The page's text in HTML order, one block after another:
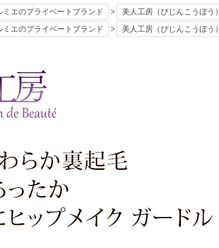
ミエのプライベートブランド >
美人工房（びじんこうぼう）
ミエのプライベートブランド > 美人工房（びじんこうぼう）